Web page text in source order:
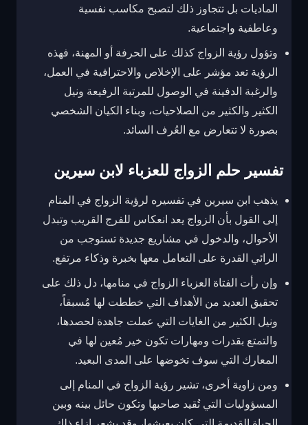
الماديات بل تتجاوز ذلك لتصبح مكاسب نفسية
وعاطفية واجتماعية.
وتؤول رؤية الزواج كذلك على الحرفة أو المهنة، فهذه
الرؤية تعد مؤشر على الإخلاص والاحترافية في العمل،
والرغبة الدفينة في الوصول للمرتبة الرفيعة ونيل
الكثير والكثير من الصلاحيات، وبناء الكيان الشخصي
بصورة لا تتعارض مع العُرف السائد.
تفسير حلم الزواج للعزباء لابن سيرين
يذهب ابن سيرين في تفسيره لرؤية الزواج في المنام
إلى القول بأن الزواج يعد انعكاس للفرج القريب وتبدل
الأحوال، والدخول في مشاريع جديدة تستوجب من
الرائي القدرة على التعامل معها بخبرة وذكاء مرتفع.
وإن رأت الفتاة العزباء الزواج في منامها، دل ذلك على
تحقيق العديد من الأهداف التي خططت لها مُسبقاً،
ونيل الكثير من الغايات التي عملت جاهدة لحصدها،
والتمتع بقدرات ومهارات تكون خير مُعين لها في
المعارك التي سوف تخوضها على المدى البعيد.
ومن زاوية أخرى، تشير رؤية الزواج في المنام إلى
المسؤوليات التي تُقيد صاحبها وتكون حائل بينه وبين